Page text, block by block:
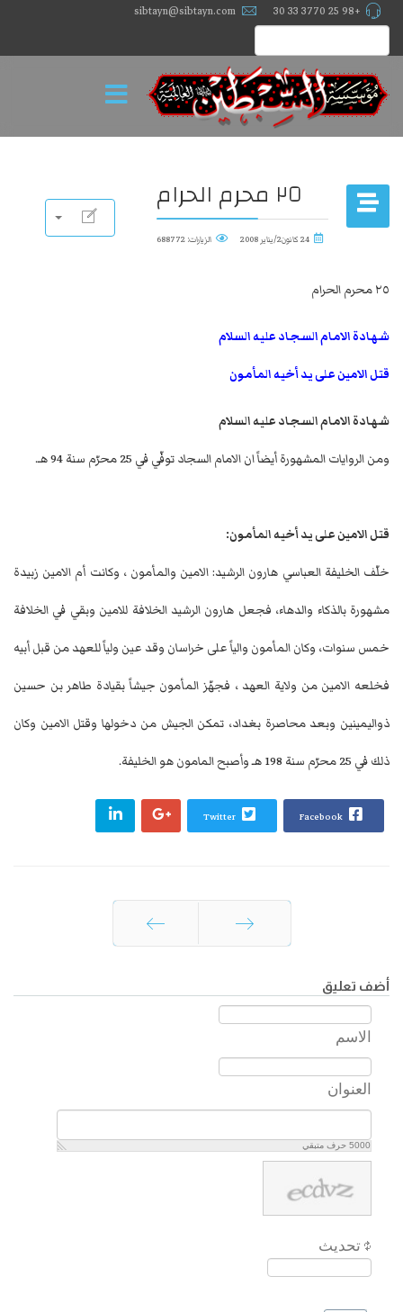
+98 25 3770 33 30
sibtayn@sibtayn.com
٢٥ محرم الحرام
24 كانون2/يناير 2008 الزيارات: 688772
٢٥ محرم الحرام
شهادة الامام السجاد عليه السلام
قتل الامين على يد أخيه المأمون
شهادة الامام السجاد عليه السلام
ومن الروايات المشهورة أيضاً ان الامام السجاد توفّي في 25 محرّم سنة 94 هـ.
قتل الامين على يد أخيه المأمون:
خلّف الخليفة العباسي هارون الرشيد: الامين والمأمون ، وكانت أم الامين زبيدة
مشهورة بالذكاء والدهاء، فجعل هارون الرشيد الخلافة للامين وبقي في الخلافة
خمس سنوات، وكان المأمون والياً على خراسان وقد عين ولياً للعهد من قبل أبيه
فخلعه الامين من ولاية العهد ، فجهّز المأمون جيشاً بقيادة طاهر بن حسين
ذواليمينين وبعد محاصرة بغداد، تمكن الجيش من دخولها وقتل الامين وكان
ذلك في 25 محرّم سنة 198 هـ وأصبح المامون هو الخليفة.
أضف تعليق
الاسم
العنوان
5000 حرف متبقي
تحديث